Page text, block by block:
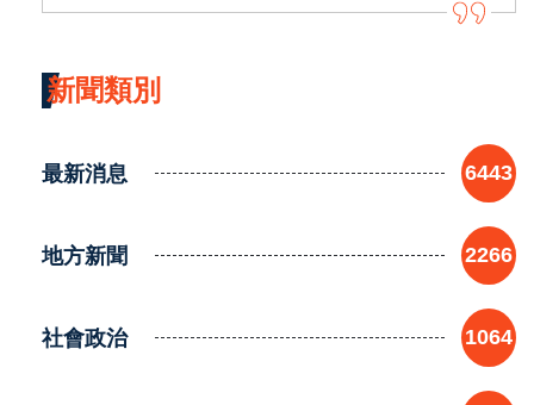
新聞類別
最新消息 6443
地方新聞 2266
社會政治 1064